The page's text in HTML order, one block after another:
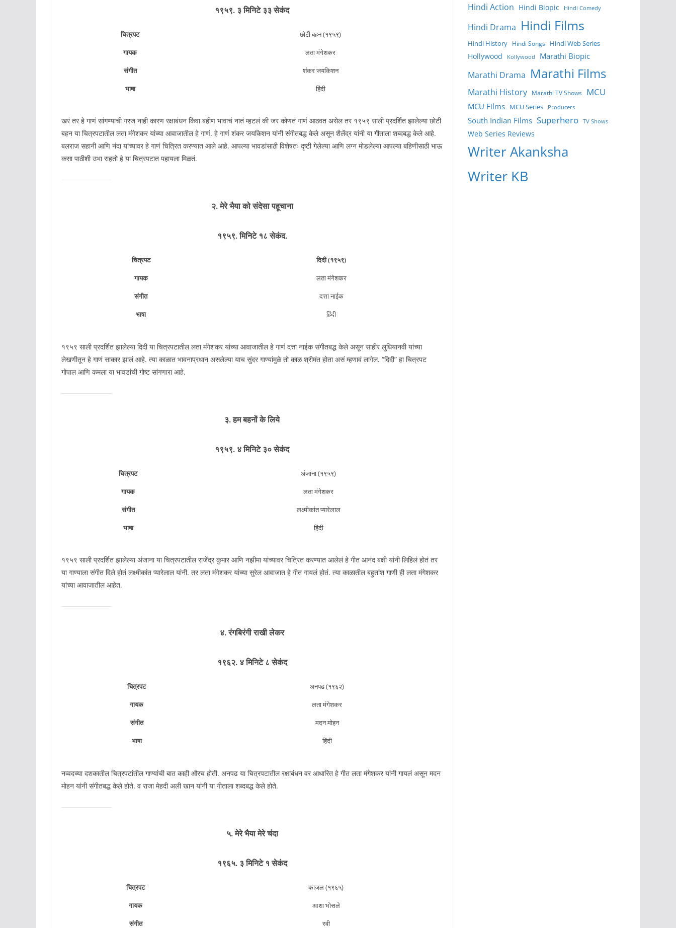
१९५९. ३ मिनिटे ३३ सेकंद
चित्रपट
छोटी बहन (१९५९)
गायक
लता मंगेशकर
संगीत
शंकर जयकिशन
भाषा
हिंदी
खरं तर हे गाणं सांगण्याची गरज नाही कारण रक्षाबंधन किंवा बहीण भावाचं नातं म्हटलं की जर कोणतं गाणं आठवत असेल तर १९५९ साली प्रदर्शित झालेल्या छोटी
बहन या चित्रपटातील लता मंगेशकर यांच्या आवाजातील हे गाणं. हे गाणं शंकर जयकिशन यांनी संगीतबद्ध केले असून शैलेंद्र यांनी या गीताला शब्दबद्ध केले आहे.
बलराज सहानी आणि नंदा यांच्यावर हे गाणं चित्रित करण्यात आले आहे. आपल्या भावडांसाठी विशेषतः दृष्टी गेलेल्या आणि लग्न मोडलेल्या आपल्या बहिणीसाठी भाऊ
कसा पाठीशी उभा राहतो हे या चित्रपटात पहायला मिळतं.
२. मेरे भैया को संदेसा पहूचाना
१९५९. मिनिटे १८ सेकंद.
चित्रपट
दिदी (१९५९)
गायक
लता मंगेशकर
संगीत
दत्ता नाईक
भाषा
हिंदी
१९५९ साली प्रदर्शित झालेल्या दिदी या चित्रपटातील लता मंगेशकर यांच्या आवाजातील हे गाणं दत्ता नाईक संगीतबद्ध केले असून साहीर लुधियानवी यांच्या
लेखणीतून हे गाणं साकार झालं आहे. त्या काळात भावनाप्रधान असलेल्या याच सुंदर गाण्यांमुळे तो काळ श्रीमंत होता असं म्हणावं लागेल. “दिदी” हा चित्रपट
गोपाल आणि कमला या भावडांची गोष्ट सांगणारा आहे.
३. हम बहनों के लिये
१९५९. ४ मिनिटे ३० सेकंद
चित्रपट
अंजाना (१९५९)
गायक
लता मंगेशकर
संगीत
लक्ष्मीकांत प्यारेलाल
भाषा
हिंदी
१९५९ साली प्रदर्शित झालेल्या अंजाना या चित्रपटातील राजेंद्र कुमार आणि नझीमा यांच्यावर चित्रित करण्यात आलेलं हे गीत आनंद बक्षी यांनी लिहिलं होतं तर
या गाण्याला संगीत दिले होतं लक्ष्मीकांत प्यारेलाल यांनी. तर लता मंगेशकर यांच्या सुरेल आवाजात हे गीत गायलं होतं. त्या काळातील बहुतांश गाणी ही लता मंगेशकर
यांच्या आवाजातील आहेत.
४. रंगबिरंगी राखी लेकर
१९६२. ४ मिनिटे ८ सेकंद
चित्रपट
अनपढ (१९६२)
गायक
लता मंगेशकर
संगीत
मदन मोहन
भाषा
हिंदी
नव्वदच्या दशकातील चित्रपटांतील गाण्यांची बात काही औरच होती. अनपढ या चित्रपटातील रक्षाबंधन वर आधारित हे गीत लता मंगेशकर यांनी गायलं असून मदन
मोहन यांनी संगीतबद्ध केले होते. व राजा मेहदी अली खान यांनी या गीताला शब्दबद्ध केले होते.
५. मेरे भैया मेरे चंदा
१९६५. ३ मिनिटे १ सेकंद
चित्रपट
काजल (१९६५)
गायक
आशा भोसले
संगीत
रवी
Hindi Action Hindi Biopic Hindi Comedy
Hindi Drama Hindi Films
Hindi History Hindi Songs Hindi Web Series
Hollywood Kollywood Marathi Biopic
Marathi Drama Marathi Films
Marathi History Marathi TV Shows MCU
MCU Films MCU Series Producers
South Indian Films Superhero TV Shows
Web Series Reviews
Writer Akanksha
Writer KB